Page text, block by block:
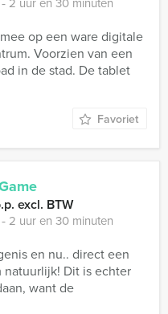
op een ware digitale
Voorzien van een
in de stad. De tablet
Favoriet
excl. BTW
2 uur en 30 minuten
en nu.. direct een
natuurlijk! Dit is echter
want de